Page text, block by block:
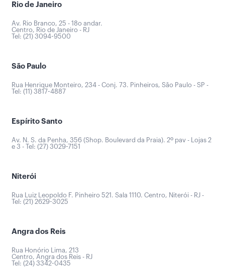
Rio de Janeiro
Av. Rio Branco, 25 - 18o andar.
Centro, Rio de Janeiro - RJ
Tel: (21) 3094-9500
São Paulo
Rua Henrique Monteiro, 234 - Conj. 73. Pinheiros, São Paulo - SP -
Tel: (11) 3817-4887
Espírito Santo
Av. N. S. da Penha, 356 (Shop. Boulevard da Praia). 2º pav - Lojas 2
e 3 - Tel: (27) 3029-7151
Niterói
Rua Luiz Leopoldo F. Pinheiro 521. Sala 1110. Centro, Niterói - RJ -
Tel: (21) 2629-3025
Angra dos Reis
Rua Honório Lima, 213
Centro, Angra dos Reis - RJ
Tel: (24) 3342-0435